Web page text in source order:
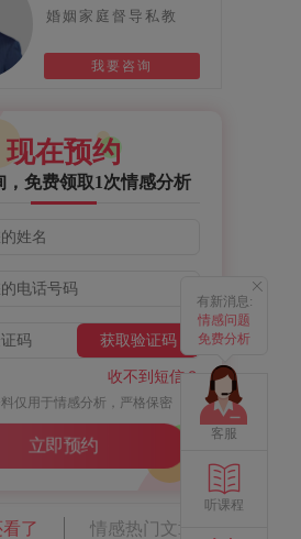
婚姻家庭督导私教
我要咨询
现在预约
，免费领取1次情感分析
获取验证码
收不到短信？
仅用于情感分析，严格保密
立即预约
了 情感热门文章
有新消息:
情感问题
免费分析
客服
听课程